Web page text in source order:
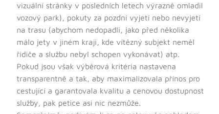
vizuální stránky v posledních letech výrazně omladil
vozový park), pokuty za pozdní vyjetí nebo nevyjetí
na trasu (abychom nedopadli, jako před několika
málo jety v jiném kraji, kde vítězný subjekt neměl
řidiče a službu nebyl schopen vykonávat) atp.
Pokud jsou však výběrová kritéria nastavena
transparentně a tak, aby maximalizovala přínos pro
cestující a garantovala kvalitu a cenovou dostupnost
služby, pak petice asi nic nezmůže.